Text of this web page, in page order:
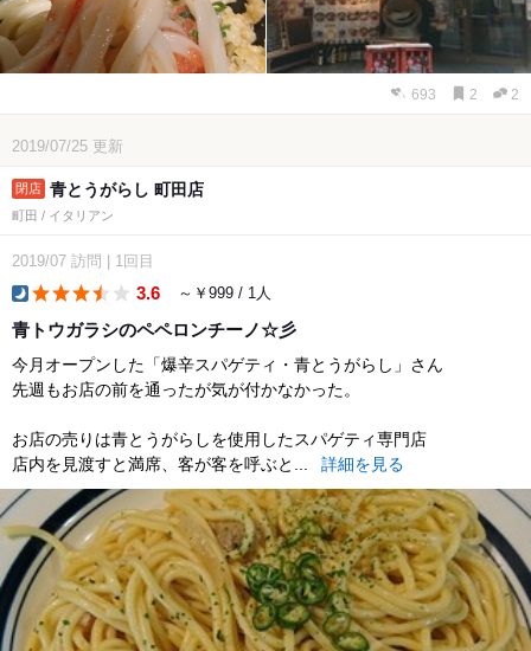
693 2 2
2019/07/25 更新
青とうがらし 町田店
町田 / イタリアン
2019/07 訪問 1回目
3.6 ～￥999 / 1人
青トウガラシのペペロンチーノ☆彡
今月オープンした「爆辛スパゲティ・青とうがらし」さん
先週もお店の前を通ったが気が付かなかった。
お店の売りは青とうがらしを使用したスパゲティ専門店
店内を見渡すと満席、客が客を呼ぶと...
詳細を見る